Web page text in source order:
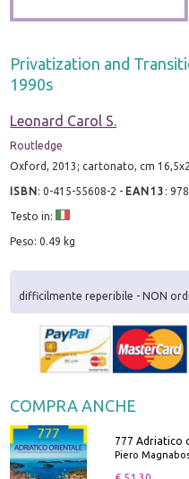
Privatization and
1990s
Leonard Carol S.
Routledge
Oxford, 2013; cartonato, cm
ISBN:0-415-55608-2 - EAN13 :
Testo in:
Peso: 0.49 kg
difficilmente reperibile - NON
COMPRA ANCHE
Piero